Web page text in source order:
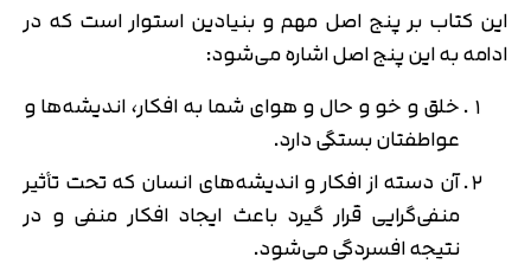
این کتاب بر پنج اصل مهم و بنیادین استوار است که در
ادامه به این پنج اصل اشاره می‌شود:
خلق و خو و حال و هوای شما به افکار، اندیشه‌ها و
عواطفتان بستگی دارد.
آن دسته از افکار و اندیشه‌های انسان که تحت تأثیر
منفی‌گرایی قرار گیرد باعث ایجاد افکار منفی و در
نتیجه افسردگی می‌شود.